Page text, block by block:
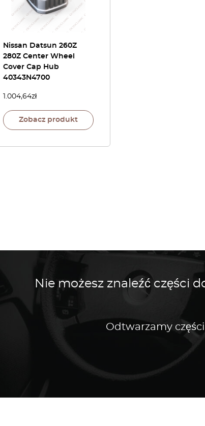
Nissan Datsun 260Z
280Z Center Wheel
Cover Cap Hub
40343N4700
1.004,64zł
Zobacz produkt
Nie możesz znaleźć części
Odtwarzamy